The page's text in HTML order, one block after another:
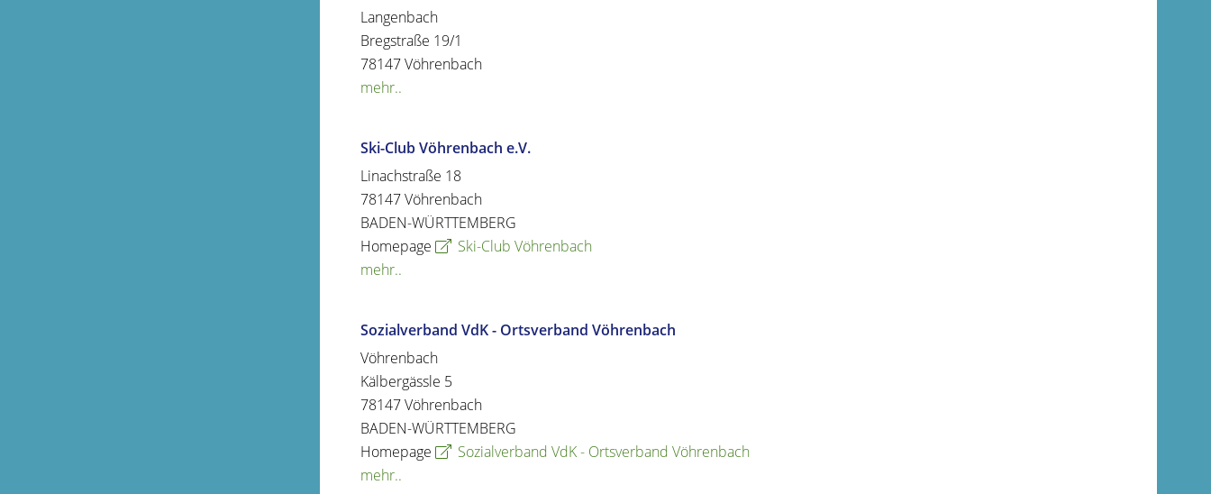
Langenbach
Bregstraße 19/1
78147Vöhrenbach
mehr..
Ski-Club Vöhrenbach e.V.
Linachstraße 18
78147Vöhrenbach
BADEN-WÜRTTEMBERG
Homepage
Ski-Club Vöhrenbach
mehr..
Sozialverband VdK - Ortsverband Vöhrenbach
Vöhrenbach
Kälbergässle 5
78147Vöhrenbach
BADEN-WÜRTTEMBERG
Homepage
Sozialverband VdK - Ortsverband Vöhrenbach
mehr..